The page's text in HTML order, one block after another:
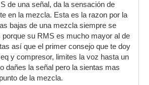
de una señal, da la sensación de
en la mezcla. Esta es la razon por la
bajas de una mezcla siempre se
porque su RMS es mucho mayor al de
así que el primer consejo que te doy
y compresor, limites la voz hasta un
dañes la señal pero la sientas mas
de la mezcla.